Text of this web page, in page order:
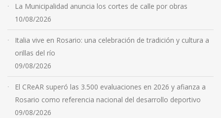
La Municipalidad anuncia los cortes de calle por obras
10/08/2026
Italia vive en Rosario: una celebración de tradición y cultura a
orillas del río
09/08/2026
El CReAR superó las 3.500 evaluaciones en 2026 y afianza a
Rosario como referencia nacional del desarrollo deportivo
09/08/2026